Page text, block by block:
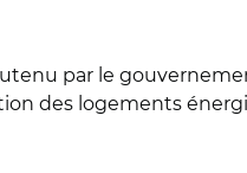
par le
des logements